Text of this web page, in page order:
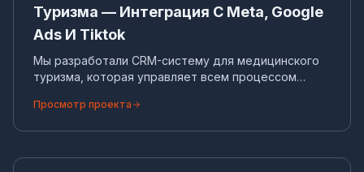
Туризма — Интеграция С Meta, Google
Ads И Tiktok
Мы разработали CRM-систему для медицинского
туризма, которая управляет всем процессом
— от первого контакта (WhatsApp, Instagram, веб-
автоматическое распределение задач.
Просмотр проекта
Ко